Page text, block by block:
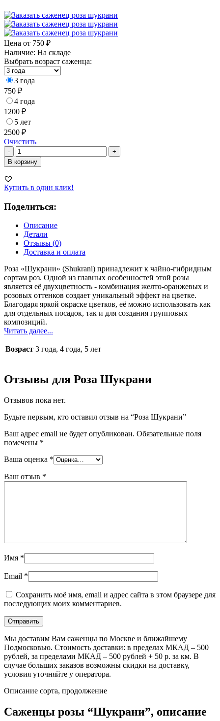
Цена от 750 ₽
Наличие: На складе
Выбрать возраст саженца:
3 года
750 ₽
4 года
1200 ₽
5 лет
2500 ₽
Очистить
-
Количество
товара
Роза
+
В корзину
Купить в один клик!
Поделиться:
Описание
Детали
Отзывы (0)
Доставка и оплата
Роза «Шукрани» (Shukrani) принадлежит к чайно-гибридным
сортам роз. Одной из главных особенностей этой розы
является её двухцветность - комбинация желто-оранжевых и
розовых оттенков создает уникальный эффект на цветке.
Благодаря яркой окраске цветков, её можно использовать как
для отдельных посадок, так и для создания групповых
композиций.
Читать далее...
Возраст 3 года, 4 года, 5 лет
Отзывы для Роза Шукрани
Отзывов пока нет.
Будьте первым, кто оставил отзыв на “Роза Шукрани”
Ваш адрес email не будет опубликован. Обязательные поля
помечены *
Ваша оценка *
Ваш отзыв *
Имя *
Email *
Сохранить моё имя, email и адрес сайта в этом браузере для
последующих моих комментариев.
Мы доставим Вам саженцы по Москве и ближайшему
Подмосковью. Стоимость доставки: в пределах МКАД – 500
рублей, за пределами МКАД – 500 рублей + 50 р. за км. В
случае больших заказов возможны скидки на доставку,
условия уточняйте у оператора.
Описание сорта, продолжение
Саженцы розы “Шукрани”, описание